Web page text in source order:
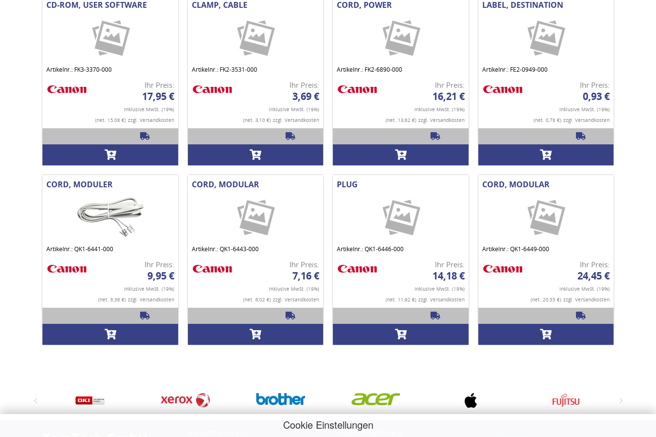
Cookie Einstellungen
CD-ROM, USER SOFTWARE
Artikelnr.: FK3-3370-000
Ihr Preis:
17,95 €
Inklusive MwSt. (19%)
(net. 15,08 €) zzgl. Versandkosten
CLAMP, CABLE
Artikelnr.: FK2-3531-000
Ihr Preis:
3,69 €
Inklusive MwSt. (19%)
(net. 3,10 €) zzgl. Versandkosten
CORD, POWER
Artikelnr.: FK2-6890-000
Ihr Preis:
16,21 €
Inklusive MwSt. (19%)
(net. 13,62 €) zzgl. Versandkosten
LABEL, DESTINATION
Artikelnr.: FE2-0949-000
Ihr Preis:
0,93 €
Inklusive MwSt. (19%)
(net. 0,78 €) zzgl. Versandkosten
CORD, MODULER
Artikelnr.: QK1-6441-000
Ihr Preis:
9,95 €
Inklusive MwSt. (19%)
(net. 8,36 €) zzgl. Versandkosten
CORD, MODULAR
Artikelnr.: QK1-6443-000
Ihr Preis:
7,16 €
Inklusive MwSt. (19%)
(net. 6,02 €) zzgl. Versandkosten
PLUG
Artikelnr.: QK1-6446-000
Ihr Preis:
14,18 €
Inklusive MwSt. (19%)
(net. 11,92 €) zzgl. Versandkosten
CORD, MODULAR
Artikelnr.: QK1-6449-000
Ihr Preis:
24,45 €
Inklusive MwSt. (19%)
(net. 20,55 €) zzgl. Versandkosten
Widerrufsbelehrung